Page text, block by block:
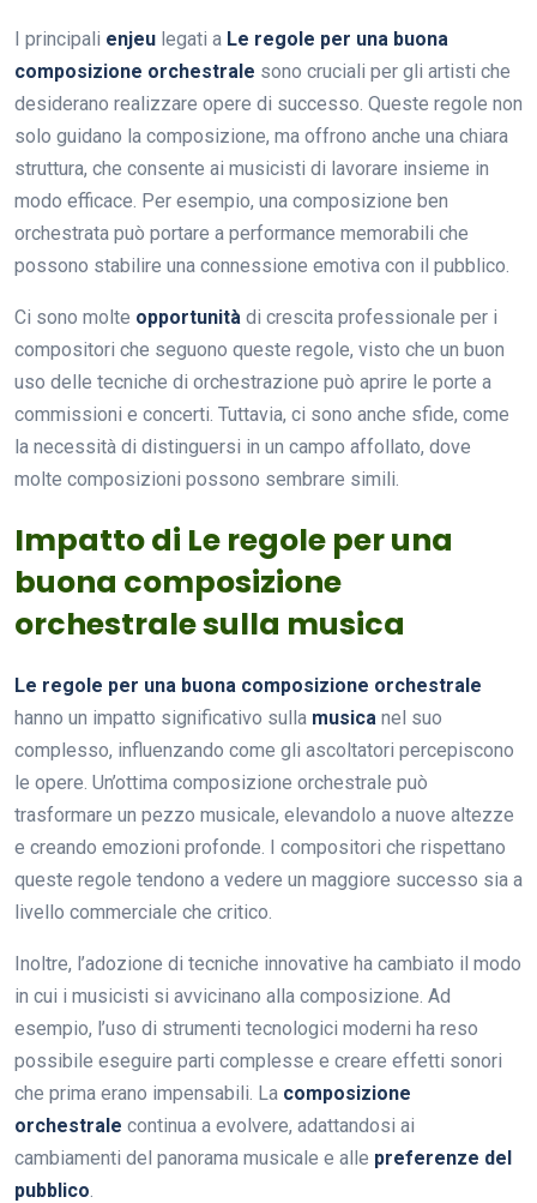
I principali enjeu legati a Le regole per una buona
composizione orchestrale sono cruciali per gli artisti che
desiderano realizzare opere di successo. Queste regole non
solo guidano la composizione, ma offrono anche una chiara
struttura, che consente ai musicisti di lavorare insieme in
modo efficace. Per esempio, una composizione ben
orchestrata può portare a performance memorabili che
possono stabilire una connessione emotiva con il pubblico.
Ci sono molte opportunità di crescita professionale per i
compositori che seguono queste regole, visto che un buon
uso delle tecniche di orchestrazione può aprire le porte a
commissioni e concerti. Tuttavia, ci sono anche sfide, come
la necessità di distinguersi in un campo affollato, dove
molte composizioni possono sembrare simili.
Impatto di Le regole per una
buona composizione
orchestrale sulla musica
Le regole per una buona composizione orchestrale
hanno un impatto significativo sulla musica nel suo
complesso, influenzando come gli ascoltatori percepiscono
le opere. Un’ottima composizione orchestrale può
trasformare un pezzo musicale, elevandolo a nuove altezze
e creando emozioni profonde. I compositori che rispettano
queste regole tendono a vedere un maggiore successo sia a
livello commerciale che critico.
Inoltre, l’adozione di tecniche innovative ha cambiato il modo
in cui i musicisti si avvicinano alla composizione. Ad
esempio, l’uso di strumenti tecnologici moderni ha reso
possibile eseguire parti complesse e creare effetti sonori
che prima erano impensabili. La composizione
orchestrale continua a evolvere, adattandosi ai
cambiamenti del panorama musicale e alle preferenze del
pubblico